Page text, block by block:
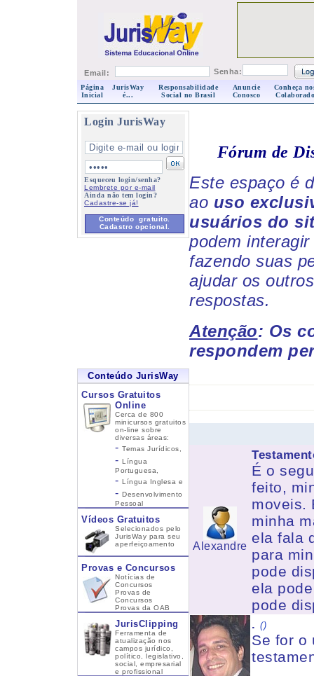
Email: Senha:
Página
Inicial
JurisWay
é...
Responsabilidade
Social no Brasil
Anuncie
Conosco
Conheça
Login JurisWay
Esqueceu login/senha?
Lembrete por e-mail
Ainda não tem login?
Cadastre-se já!
Conteúdo gratuito.
Cadastro opcional.
Conteúdo JurisWay
Cursos Gratuitos
Online
Cerca de 800
minicursos gratuitos
on-line sobre
diversas áreas:
- Temas Jurídicos,
- Língua
Portuguesa,
- Língua Inglesa e
- Desenvolvimento
Pessoal
Vídeos Gratuitos
Selecionados pelo
JurisWay para seu
aperfeiçoamento
Provas e Concursos
Notícias de
Concursos
Provas de
Concursos
Provas da OAB
JurisClipping
Ferramenta de
atualização nos
campos jurídico,
político, legislativo,
social, empresarial
e profissional
Fórum de
Este espaço é
ao uso
usuários do
podem
fazendo suas
ajudar os
respostas.
Atenção: Os
respondem
Alexandre
É o
feito,
moveis.
minha
ela fala
para
pode
ela
pode
. ()
Se for o